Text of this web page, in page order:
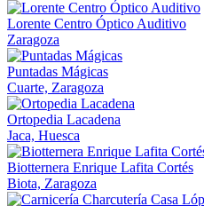
Lorente Centro Óptico Auditivo
Zaragoza
Puntadas Mágicas
Cuarte, Zaragoza
Ortopedia Lacadena
Jaca, Huesca
Biotternera Enrique Lafita Cortés
Biota, Zaragoza